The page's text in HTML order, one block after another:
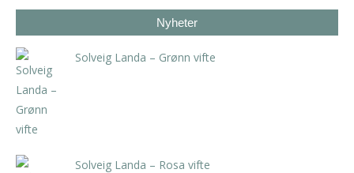
Nyheter
Solveig Landa – Grønn vifte
Solveig Landa – Rosa vifte